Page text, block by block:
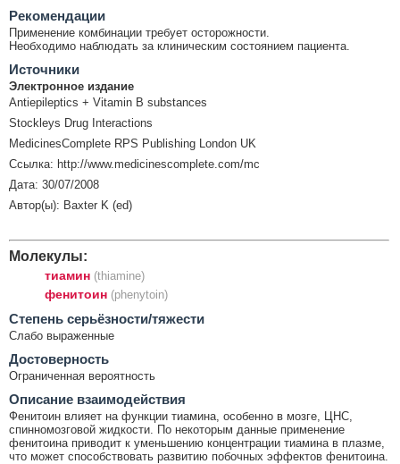
Рекомендации
Применение комбинации требует осторожности.
Необходимо наблюдать за клиническим состоянием пациента.
Источники
Электронное издание
Antiepileptics + Vitamin B substances
Stockleys Drug Interactions
MedicinesComplete RPS Publishing London UK
Ссылка: http://www.medicinescomplete.com/mc
Дата: 30/07/2008
Автор(ы): Baxter K (ed)
Молекулы:
тиамин (thiamine)
фенитоин (phenytoin)
Cтепень серьёзности/тяжести
Слабо выраженные
Достоверность
Ограниченная вероятность
Описание взаимодействия
Фенитоин влияет на функции тиамина, особенно в мозге, ЦНС,
спинномозговой жидкости. По некоторым данные применение
фенитоина приводит к уменьшению концентрации тиамина в плазме,
что может способствовать развитию побочных эффектов фенитоина.